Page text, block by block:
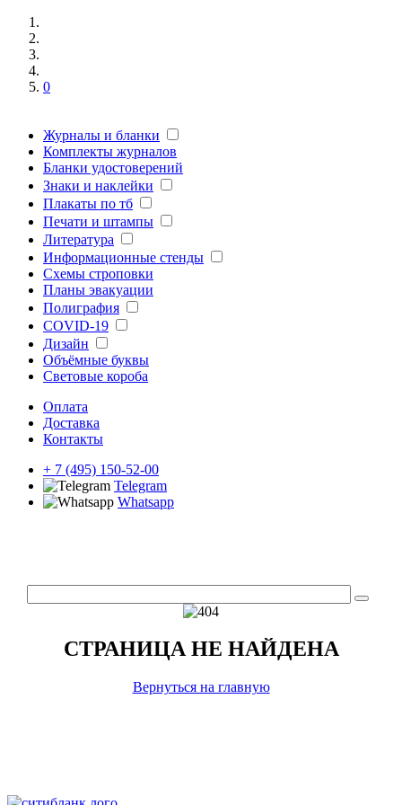
0
Журналы и бланки
Комплекты журналов
Бланки удостоверений
Знаки и наклейки
Плакаты по тб
Печати и штампы
Литература
Информационные стенды
Схемы строповки
Планы эвакуации
Полиграфия
COVID-19
Дизайн
Объёмные буквы
Световые короба
Оплата
Доставка
Контакты
+ 7 (495) 150-52-00
Telegram
Whatsapp
СТРАНИЦА НЕ НАЙДЕНА
Вернуться на главную